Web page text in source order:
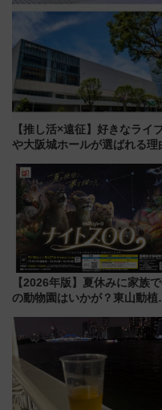
【推し活×遠征】好きなライ
や大阪城ホールが選ばれる
【2026年版】夏休みに家族
の動物園はいかが？東山動植
ZOO」開催情報